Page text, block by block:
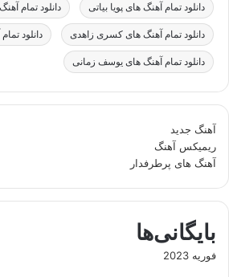
دانلود تمام آهنگ های پویا بیاتی دانلود تمام
دانلود تمام آهنگ های کسری زاهدی دانلود
دانلود تمام آهنگ های یوسف زمانی
آهنگ جدید
ریمیکس آهنگ
آهنگ های پرطرفدار
بایگانی‌ها
فوریه 2023